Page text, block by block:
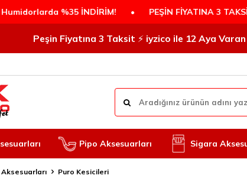
İNDİRİM! • PEŞİN FİYATINA 3 TAKSİT ! •
Peşin Fiyatına 3 Taksit ⚡️ iyzico ile 12 Aya
Pipo Aksesuarları Sigara
Aksesuarları Puro Kesicileri